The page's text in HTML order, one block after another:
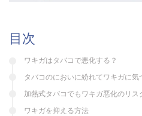
目次
ワキガはタバコで悪化する？
タバコのにおいに紛れてワキガに気
加熱式タバコでもワキガ悪化のリス
ワキガを抑える方法